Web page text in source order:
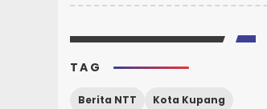
TAG
Berita NTT Kota Kupang